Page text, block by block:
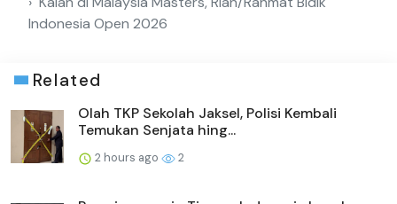
Indonesia Open 2026
Related
Olah TKP Sekolah Jaksel, Polisi Kembali
Temukan Senjata hing...
2 hours ago 2